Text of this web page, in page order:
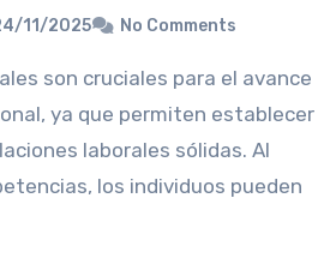
11/2025 No Comments
ya que permiten establecer
laborales sólidas. Al
los individuos pueden